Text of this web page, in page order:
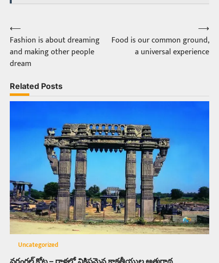
Post
navigation
⟵
Fashion is about dreaming
and making other people
dream
Food is our common ground,
a universal experience
⟶
Related Posts
Uncategorized
వరంగల్‌ కోట – రాళ్లలో నిక్షిప్తమైన కాకతీయుల ఆత్మగాథ